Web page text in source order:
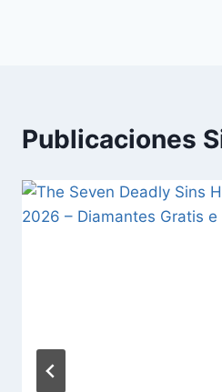
Publicaciones